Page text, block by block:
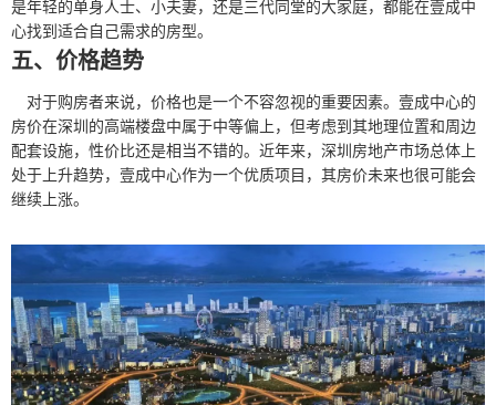
是年轻的单身人士、小夫妻，还是三代同堂的大家庭，都能在壹成中
心找到适合自己需求的房型。
五、价格趋势
对于购房者来说，价格也是一个不容忽视的重要因素。壹成中心的
房价在深圳的高端楼盘中属于中等偏上，但考虑到其地理位置和周边
配套设施，性价比还是相当不错的。近年来，深圳房地产市场总体上
处于上升趋势，壹成中心作为一个优质项目，其房价未来也很可能会
继续上涨。